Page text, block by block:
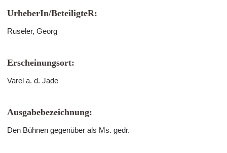
UrheberIn/BeteiligteR:
Ruseler, Georg
Erscheinungsort:
Varel a. d. Jade
Ausgabebezeichnung:
Den Bühnen gegenüber als Ms. gedr.